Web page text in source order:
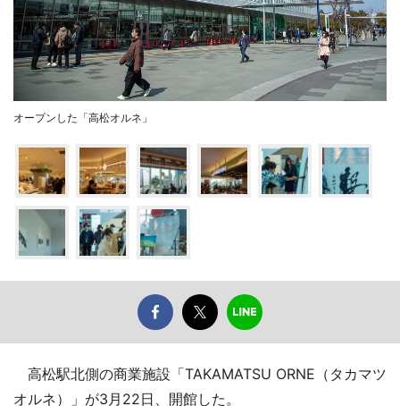
オープンした「高松オルネ」
高松駅北側の商業施設「TAKAMATSU ORNE（タカマツ
オルネ）」が3月22日、開館した。